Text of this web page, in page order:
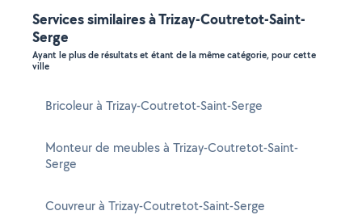
Services similaires à Trizay-Coutretot-Saint-
Serge
Ayant le plus de résultats et étant de la même catégorie, pour cette
ville
Bricoleur à Trizay-Coutretot-Saint-Serge
Monteur de meubles à Trizay-Coutretot-Saint-
Serge
Couvreur à Trizay-Coutretot-Saint-Serge